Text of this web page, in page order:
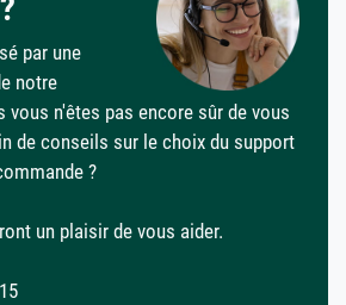
par une
notre
vous n'êtes pas encore sûr de vous
de conseils sur le choix du support
?
un plaisir de vous aider.